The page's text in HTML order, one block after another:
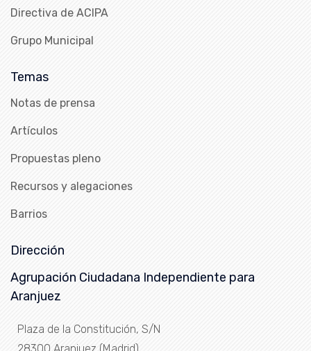
Directiva de ACIPA
Grupo Municipal
Temas
Notas de prensa
Artículos
Propuestas pleno
Recursos y alegaciones
Barrios
Dirección
Agrupación Ciudadana Independiente para
Aranjuez
Plaza de la Constitución, S/N